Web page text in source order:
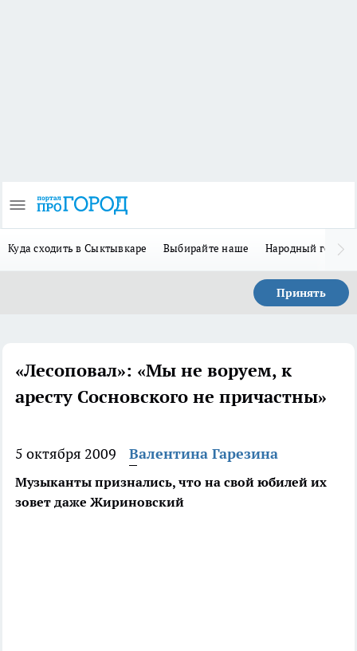
Куда сходить в Сыктывкаре Выбирайте наше Народный герой
Принять
«Лесоповал»: «Мы не воруем, к
аресту Сосновского не причастны»
5 октября 2009 Валентина Гарезина
Музыканты признались, что на свой юбилей их
зовет даже Жириновский